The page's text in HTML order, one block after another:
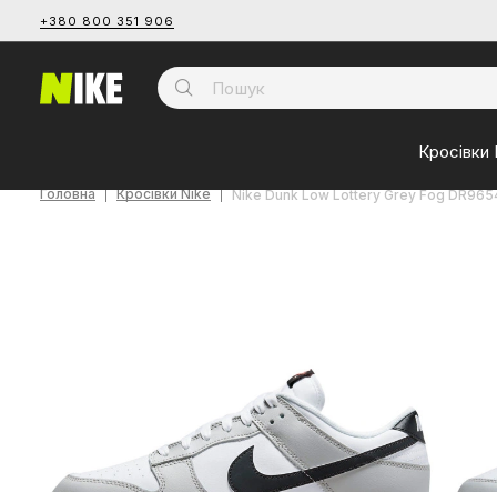
+380 800 351 906
Кросівки
Головна Кросівки Nike Nike Dunk Low Lottery Grey Fog